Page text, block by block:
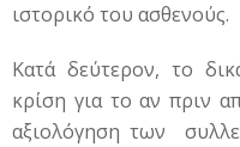
ιστορικό του ασθενούς.
Κατά δεύτερον, το
κρίση για το αν πριν
αξιολόγηση των